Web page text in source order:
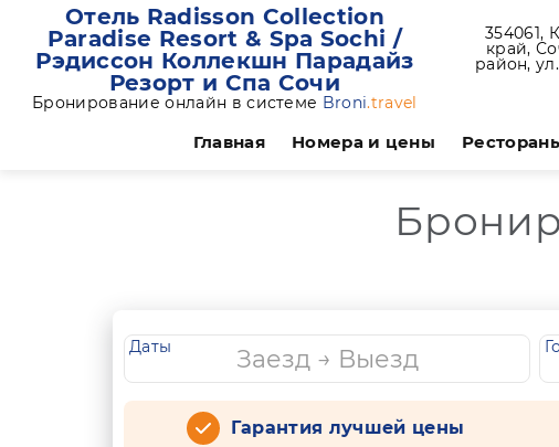
Отель Radisson Collection
Paradise Resort & Spa Sochi /
Рэдиссон Коллекшн Парадайз
Резорт и Спа Сочи
Бронирование онлайн в системе Broni.travel
354061,
край,
район,
Главная Номера и цены
Даты
Гарантия лучшей цены